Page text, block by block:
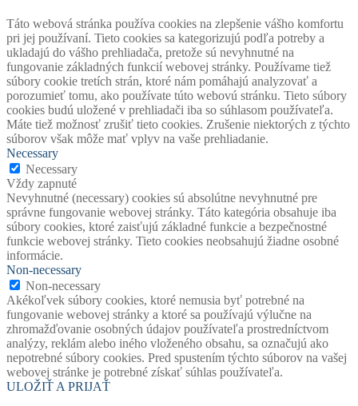
Táto webová stránka používa cookies na zlepšenie vášho komfortu
pri jej používaní. Tieto cookies sa kategorizujú podľa potreby a
ukladajú do vášho prehliadača, pretože sú nevyhnutné na
fungovanie základných funkcií webovej stránky. Používame tiež
súbory cookie tretích strán, ktoré nám pomáhajú analyzovať a
porozumieť tomu, ako používate túto webovú stránku. Tieto súbory
cookies budú uložené v prehliadači iba so súhlasom používateľa.
Máte tiež možnosť zrušiť tieto cookies. Zrušenie niektorých z týchto
súborov však môže mať vplyv na vaše prehliadanie.
Necessary
Necessary
Vždy zapnuté
Nevyhnutné (necessary) cookies sú absolútne nevyhnutné pre
správne fungovanie webovej stránky. Táto kategória obsahuje iba
súbory cookies, ktoré zaisťujú základné funkcie a bezpečnostné
funkcie webovej stránky. Tieto cookies neobsahujú žiadne osobné
informácie.
Non-necessary
Non-necessary
Akékoľvek súbory cookies, ktoré nemusia byť potrebné na
fungovanie webovej stránky a ktoré sa používajú výlučne na
zhromažďovanie osobných údajov používateľa prostredníctvom
analýzy, reklám alebo iného vloženého obsahu, sa označujú ako
nepotrebné súbory cookies. Pred spustením týchto súborov na vašej
webovej stránke je potrebné získať súhlas používateľa.
ULOŽIŤ A PRIJAŤ